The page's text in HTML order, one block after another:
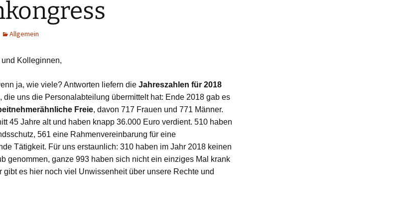
Allgemein
Kolleginnen,
ja, wie viele? Antworten liefern die Jahreszahlen für 2018
die uns die Personalabteilung übermittelt hat: Ende 2018 gab es
Freie, davon 717 Frauen und 771 Männer.
45 Jahre alt und haben knapp 36.000 Euro verdient. 510 haben
561 eine Rahmenvereinbarung für eine
Tätigkeit. Für uns erstaunlich: 310 haben im Jahr 2018 keinen
genommen, ganze 993 haben sich nicht ein einziges Mal krank
gibt es hier noch viel Unwissenheit über unsere Rechte und